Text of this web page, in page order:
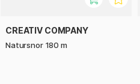
CREATIV COMPANY
Natursnor 180 m